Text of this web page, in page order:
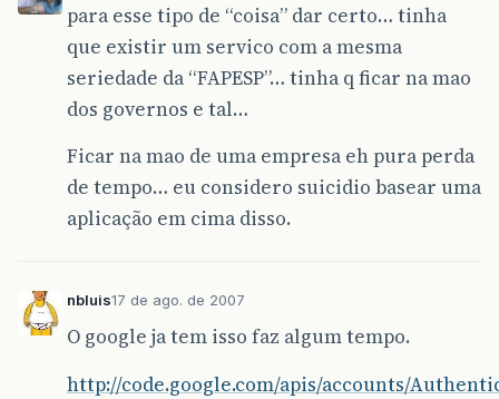
para esse tipo de “coisa” dar certo… tinha
que existir um servico com a mesma
seriedade da “FAPESP”… tinha q ficar na mao
dos governos e tal…
Ficar na mao de uma empresa eh pura perda
de tempo… eu considero suicidio basear uma
aplicação em cima disso.
nbluis17 de ago. de 2007
O google ja tem isso faz algum tempo.
http://code.google.com/apis/accounts/